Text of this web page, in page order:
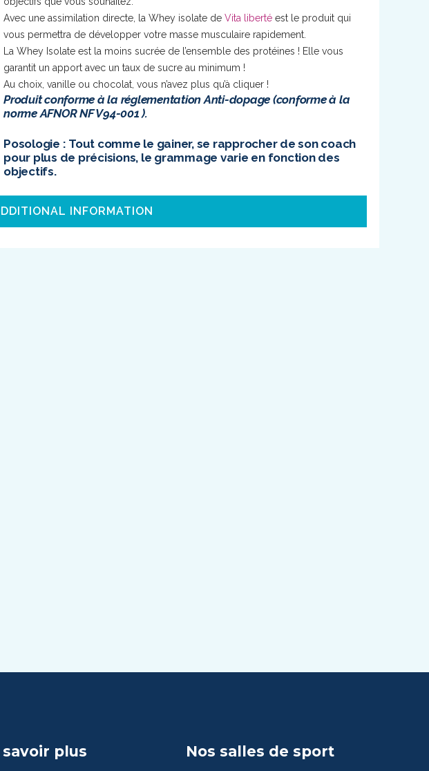
Avec une assimilation directe, la Whey isolate de Vita liberté est le produit qui
vous permettra de développer votre masse musculaire rapidement.
La Whey Isolate est la moins sucrée de l’ensemble des protéines ! Elle vous
garantit un apport avec un taux de sucre au minimum !
Au choix, vanille ou chocolat, vous n’avez plus qu’à cliquer !
Produit conforme à la réglementation Anti-dopage (conforme à la
norme AFNOR NF V94-001 ).
Posologie : Tout comme le gainer, se rapprocher de son coach
pour plus de précisions, le grammage varie en fonction des
objectifs.
INFORMATION
savoir plus Nos salles de sport